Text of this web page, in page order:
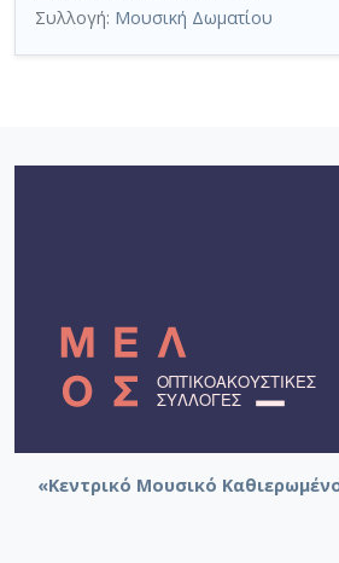
Συλλογή: Μουσική Δωματίου
«Κεντρικό Μουσικό